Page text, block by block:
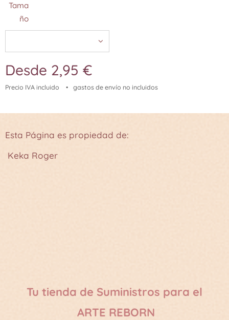
Tama
ño
Desde 2,95 €
Precio IVA incluido gastos de envío no incluidos
Esta Página es propiedad de:
Keka Roger
Tu tienda de Suministros para el
ARTE REBORN